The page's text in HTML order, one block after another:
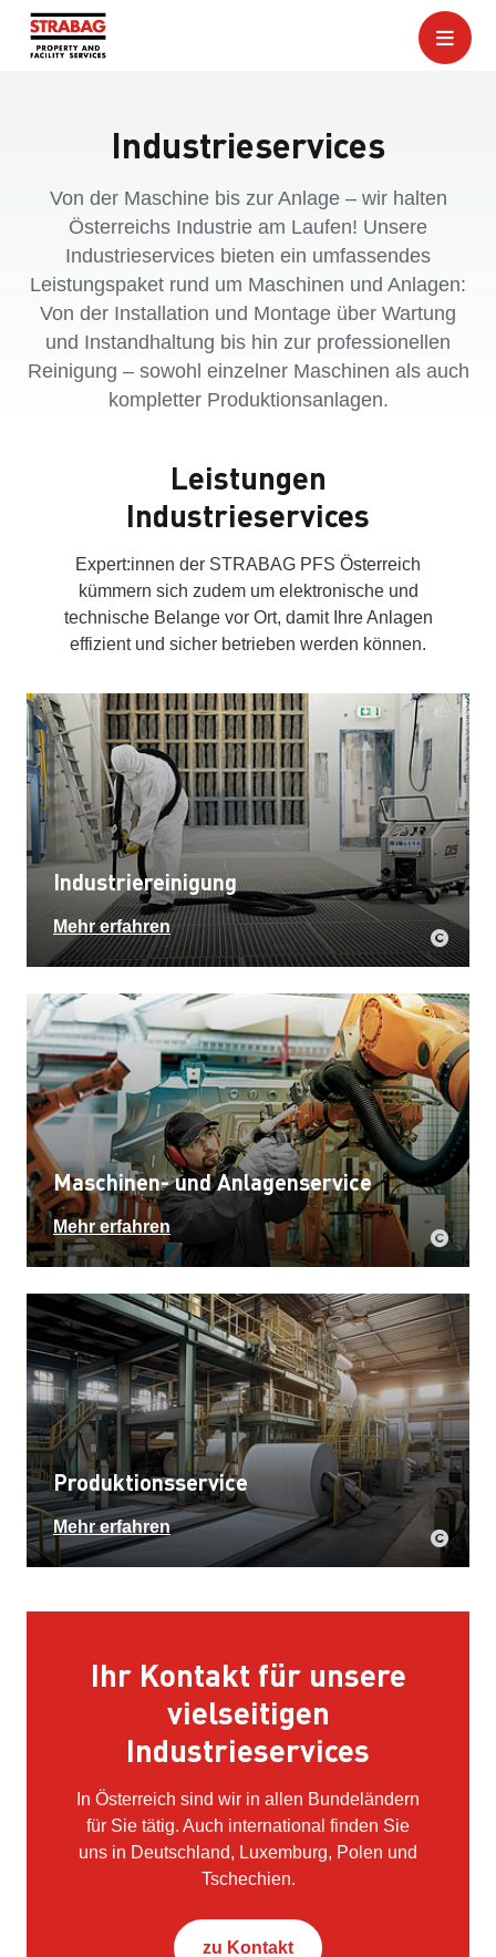
Industrieservices
Von der Maschine bis zur Anlage – wir halten
Österreichs Industrie am Laufen! Unsere
Industrieservices bieten ein umfassendes
Leistungspaket rund um Maschinen und Anlagen:
Von der Installation und Montage über Wartung
und Instandhaltung bis hin zur professionellen
Reinigung – sowohl einzelner Maschinen als auch
kompletter Produktionsanlagen.
Leistungen
Industrieservices
Expert:innen der STRABAG PFS Österreich
kümmern sich zudem um elektronische und
technische Belange vor Ort, damit Ihre Anlagen
effizient und sicher betrieben werden können.
Industriereinigung
Mehr erfahren
Maschinen- und Anlagenservice
Mehr erfahren
Produktionsservice
Mehr erfahren
Ihr Kontakt für unsere
vielseitigen
Industrieservices
In Österreich sind wir in allen Bundeländern
für Sie tätig. Auch international finden Sie
uns in Deutschland, Luxemburg, Polen und
Tschechien.
zu Kontakt